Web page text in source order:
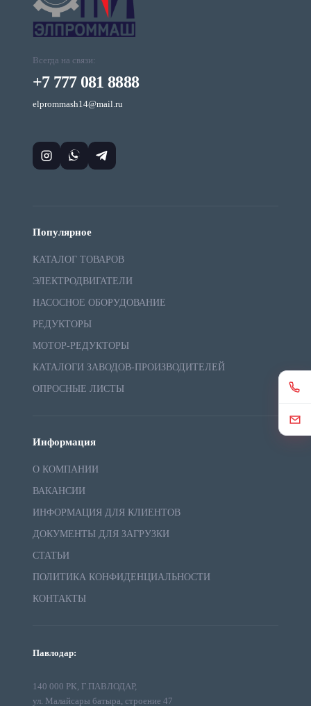
Всегда на связи:
+7 777 081 8888
elprommash14@mail.ru
Популярное
КАТАЛОГ ТОВАРОВ
ЭЛЕКТРОДВИГАТЕЛИ
НАСОСНОЕ ОБОРУДОВАНИЕ
РЕДУКТОРЫ
МОТОР-РЕДУКТОРЫ
КАТАЛОГИ ЗАВОДОВ-ПРОИЗВОДИТЕЛЕЙ
ОПРОСНЫЕ ЛИСТЫ
Информация
О КОМПАНИИ
ВАКАНСИИ
ИНФОРМАЦИЯ ДЛЯ КЛИЕНТОВ
ДОКУМЕНТЫ ДЛЯ ЗАГРУЗКИ
СТАТЬИ
ПОЛИТИКА КОНФИДЕНЦИАЛЬНОСТИ
КОНТАКТЫ
Павлодар:
140 000 РК, Г.ПАВЛОДАР,
ул. Малайсары батыра, строение 47